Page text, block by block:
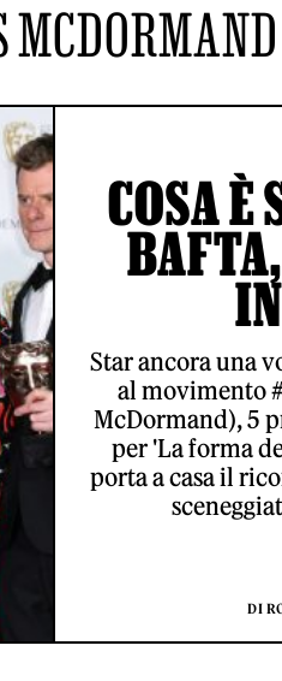
MCDORMAND
COSA È
Star ancora una
al movimento
McDormand), 5
per 'La forma
porta a casa il
DI